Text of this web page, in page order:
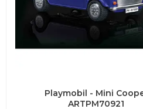
Playmobil - Mini
ARTPM70921